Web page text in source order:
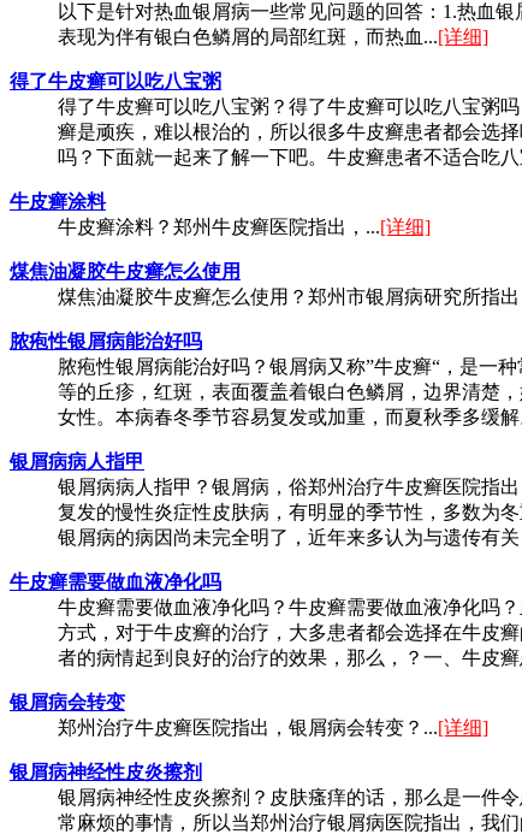
以下是针对热血银屑病一些常见问题的回答：1.热血
表现为伴有银白色鳞屑的局部红斑，而热血...[详细]
得了牛皮癣可以吃八宝粥
得了牛皮癣可以吃八宝粥？得了牛皮癣可以吃八宝粥
癣是顽疾，难以根治的，所以很多牛皮癣患者都会选
吗？下面就一起来了解一下吧。牛皮癣患者不适合吃
牛皮癣涂料
牛皮癣涂料？郑州牛皮癣医院指出，...[详细]
煤焦油凝胶牛皮癣怎么使用
煤焦油凝胶牛皮癣怎么使用？郑州市银屑病研究所指出
脓疱性银屑病能治好吗
脓疱性银屑病能治好吗？银屑病又称”牛皮癣“，是一
等的丘疹，红斑，表面覆盖着银白色鳞屑，边界清楚
女性。本病春冬季节容易复发或加重，而夏秋季多缓
银屑病病人指甲
银屑病病人指甲？银屑病，俗郑州治疗牛皮癣医院指
复发的慢性炎症性皮肤病，有明显的季节性，多数为
银屑病的病因尚未完全明了，近年来多认为与遗传有
牛皮癣需要做血液净化吗
牛皮癣需要做血液净化吗？牛皮癣需要做血液净化吗
方式，对于牛皮癣的治疗，大多患者都会选择在牛皮
者的病情起到良好的治疗的效果，那么，？一、牛皮
银屑病会转变
郑州治疗牛皮癣医院指出，银屑病会转变？...[详细]
银屑病神经性皮炎擦剂
银屑病神经性皮炎擦剂？皮肤瘙痒的话，那么是一件
常麻烦的事情，所以当郑州治疗银屑病医院指出，我